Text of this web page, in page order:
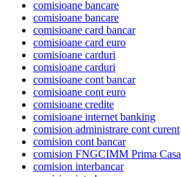
comisioane bancare
comisioane bancare
comisioane card bancar
comisioane card euro
comisioane carduri
comisioane carduri
comisioane cont bancar
comisioane cont euro
comisioane credite
comisioane internet banking
comision administrare cont curent
comision cont bancar
comision FNGCIMM Prima Casa
comision interbancar